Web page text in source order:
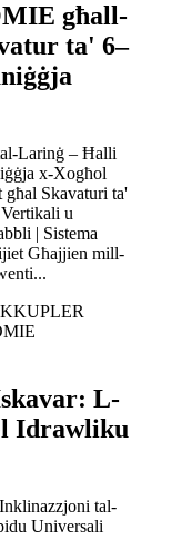
għall-
ta' 6–
Larinġ – Ħalli
x-Xogħol
Skavaturi ta'
u
| Sistema
Għajjien mill-
L-
Idrawliku
tal-
Universali